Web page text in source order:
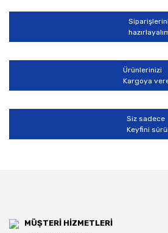
Gönder
Ürünlerinizi
Kargoya
Siz sadece
Keyfini
MÜŞTERİ HİZMETLERİ